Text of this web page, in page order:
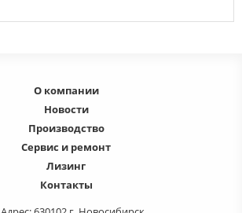
О компании
Новости
Производство
Сервис и ремонт
Лизинг
Контакты